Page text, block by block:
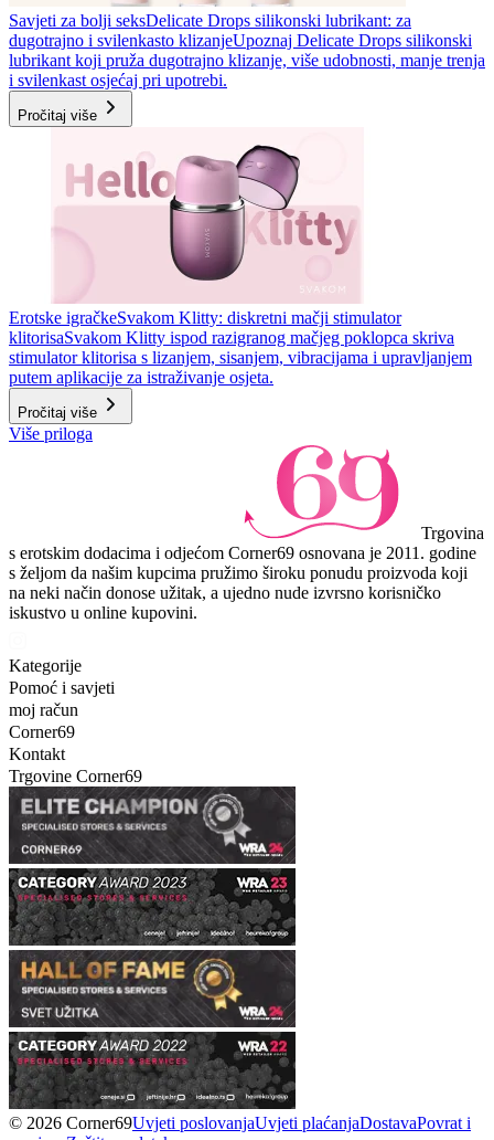
Savjeti za bolji seksDelicate Drops silikonski lubrikant: za
dugotrajno i svilenkasto klizanjeUpoznaj Delicate Drops silikonski
lubrikant koji pruža dugotrajno klizanje, više udobnosti, manje trenja
i svilenkast osjećaj pri upotrebi.
Pročitaj više
Erotske igračkeSvakom Klitty: diskretni mačji stimulator
klitorisaSvakom Klitty ispod razigranog mačjeg poklopca skriva
stimulator klitorisa s lizanjem, sisanjem, vibracijama i upravljanjem
putem aplikacije za istraživanje osjeta.
Pročitaj više
Više priloga
Trgovina
s erotskim dodacima i odjećom Corner69 osnovana je 2011. godine
s željom da našim kupcima pružimo široku ponudu proizvoda koji
na neki način donose užitak, a ujedno nude izvrsno korisničko
iskustvo u online kupovini.
Kategorije
Pomoć i savjeti
moj račun
Corner69
Kontakt
Trgovine Corner69
© 2026 Corner69Uvjeti poslovanjaUvjeti plaćanjaDostavaPovrat i